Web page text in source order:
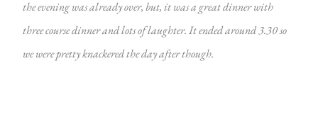
the evening was already over, but, it was a great dinner with
three course dinner and lots of laughter. It ended around 3.30 so
we were pretty knackered the day after though.